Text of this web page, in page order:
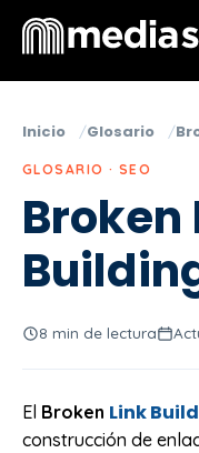
Inicio Glosario
GLOSARIO · SEO
Broken
8 min de lectura
El Broken Link
construcción de